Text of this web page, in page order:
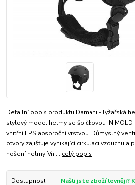
Detailní popis produktu Damani - lyžařská
stylový model helmy se špičkovou IN MOLD
vnitřní EPS absorpční vrstvou. Důmyslný
otvory zajišťuje vynikající cirkulaci vzduchu a
nošení helmy. Vni... celý popis
Dostupnost
Našli jste zboží levněji?